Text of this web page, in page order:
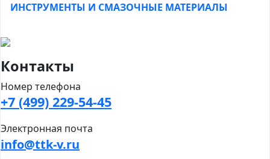
ИНСТРУМЕНТЫ И СМАЗОЧНЫЕ МАТЕРИАЛЫ
Контакты
Номер телефона
+7 (499) 229-54-45
Электронная почта
info@ttk-v.ru